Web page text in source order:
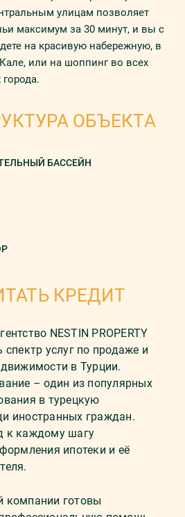
улицам позволяет
максимум за 30 минут, и вы с
на красивую набережную, в
или на шоппинг во всех
ОБЪЕКТА
БАССЕЙН
КРЕДИТ
NESTIN PROPERTY
спектр услуг по продаже и
в Турции.
– один из популярных
в турецкую
иностранных граждан.
к каждому шагу
ипотеки и её
компании готовы